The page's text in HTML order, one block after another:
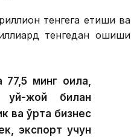
тенгега етиши ва
тенгедан ошиши
77,5 минг оила,
уй-жой билан
ва ўрта бизнес
экспорт учун